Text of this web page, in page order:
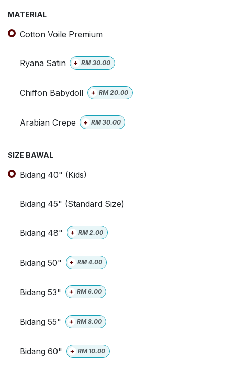
MATERIAL
Cotton Voile Premium
Ryana Satin + RM30.00
Chiffon Babydoll + RM20.00
Arabian Crepe + RM30.00
SIZE BAWAL
Bidang 40" (Kids)
Bidang 45" (Standard Size)
Bidang 48" + RM2.00
Bidang 50" + RM4.00
Bidang 53" + RM6.00
Bidang 55" + RM8.00
Bidang 60" + RM 10.00